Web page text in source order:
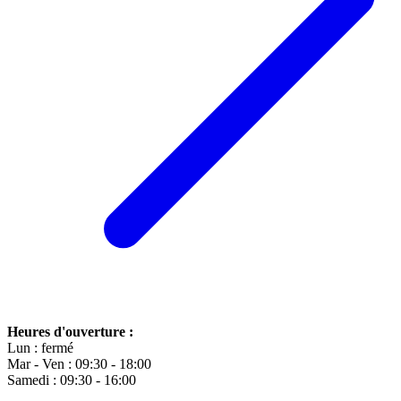
Heures d'ouverture :
Lun : fermé
Mar - Ven : 09:30 - 18:00
Samedi : 09:30 - 16:00